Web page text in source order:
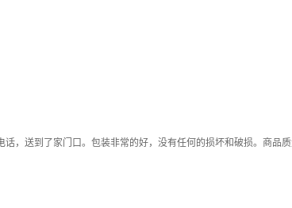
，送到了家门口。包装非常的好，没有任何的损坏和破损。商品